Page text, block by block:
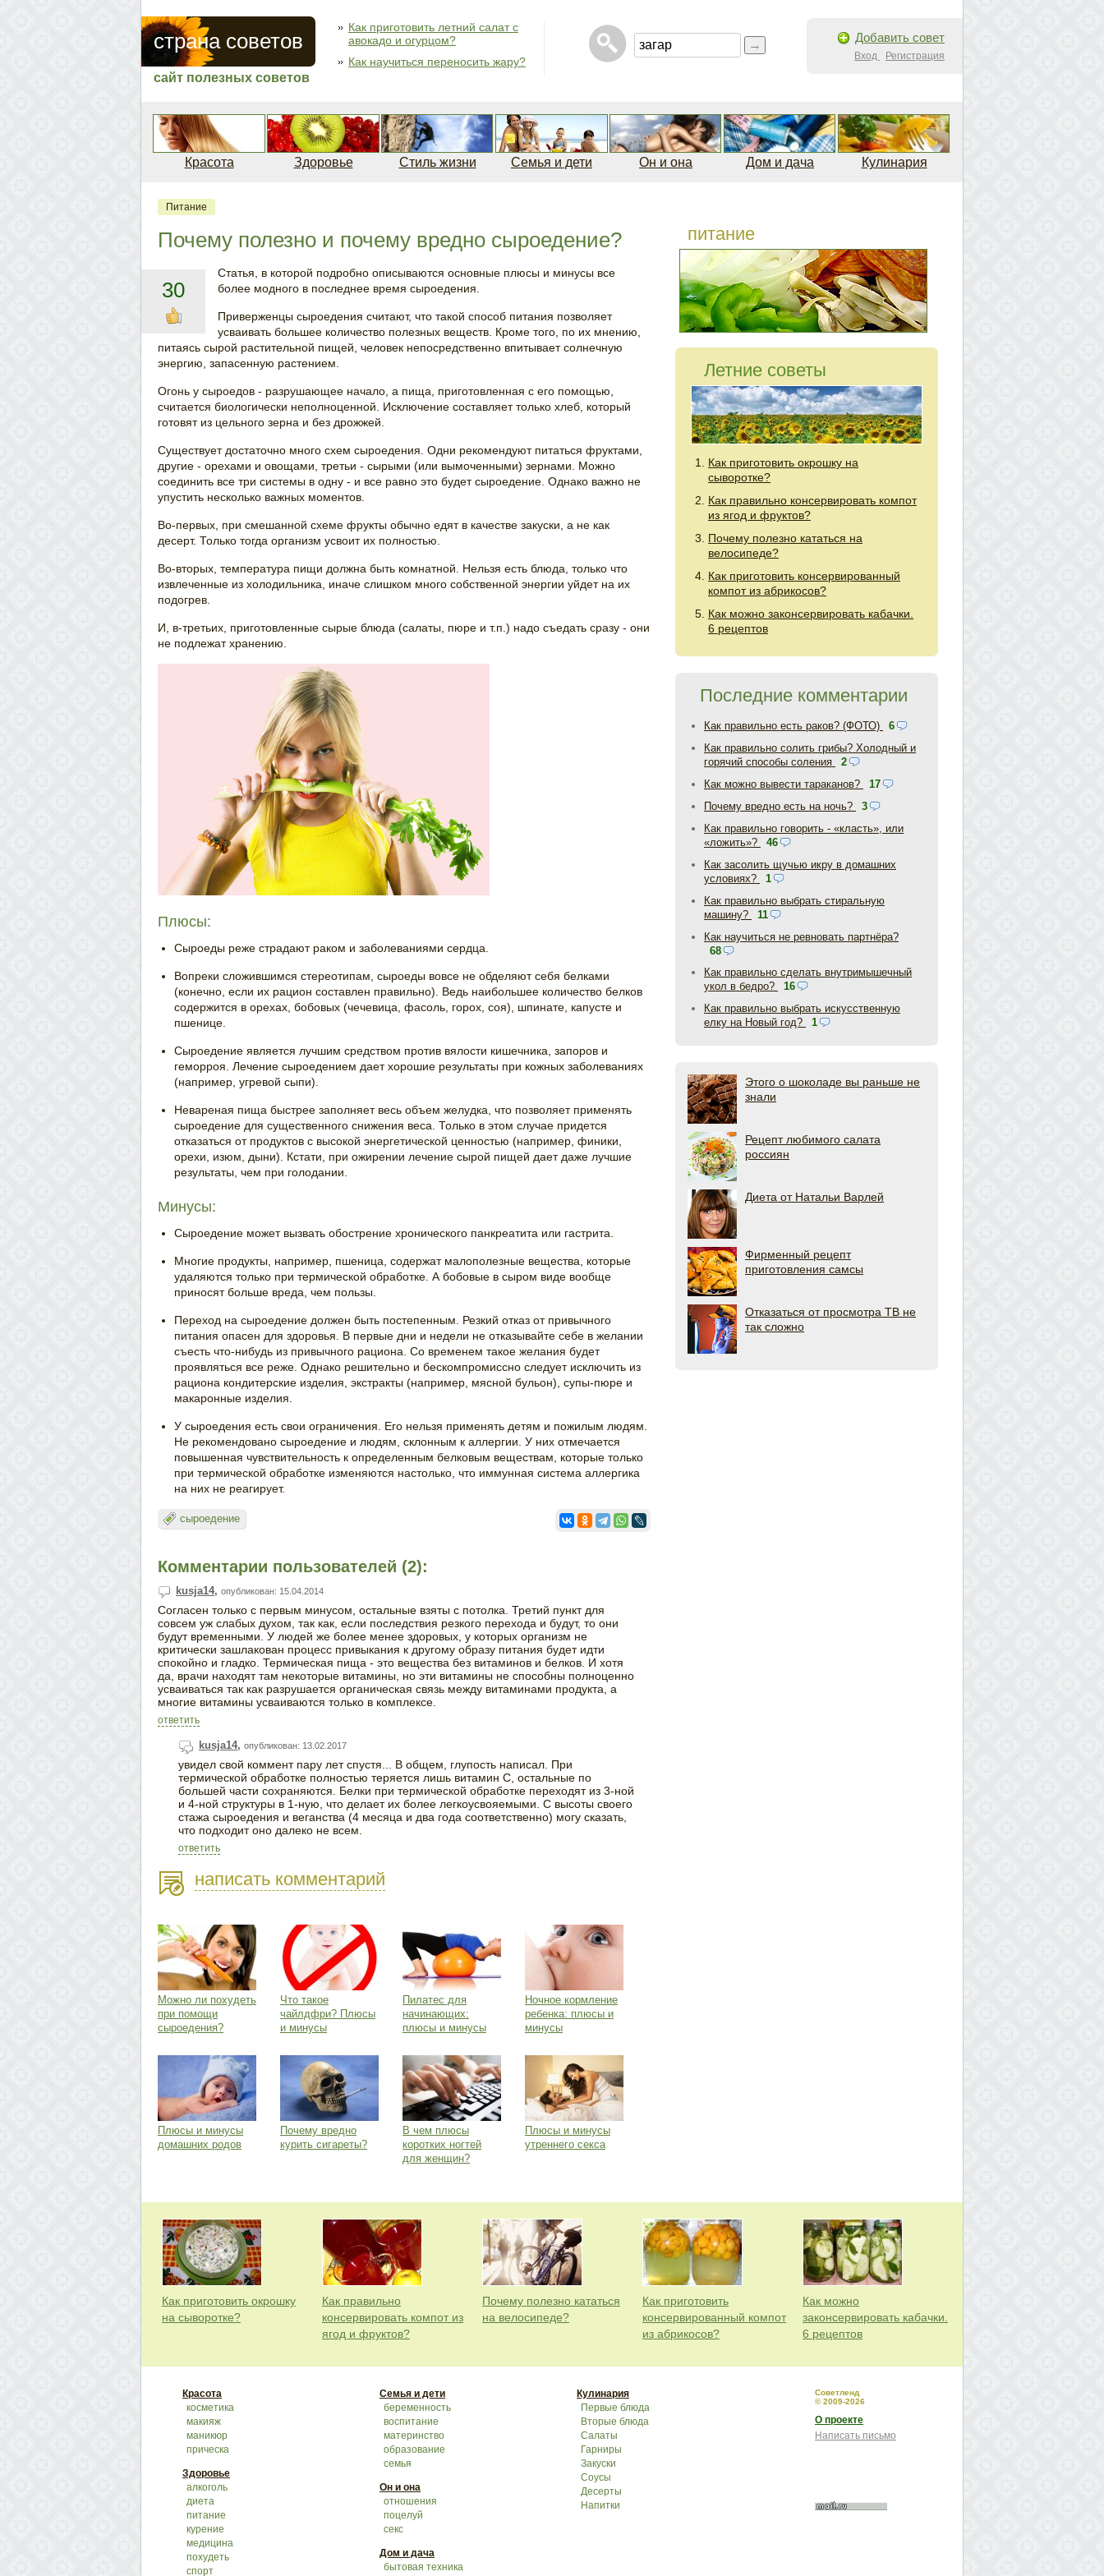
страна советов
сайт полезных советов
Как приготовить летний салат с
авокадо и огурцом?
Как научиться переносить жару?
Добавить совет
Вход Регистрация
Красота Здоровье Стиль жизни Семья и дети Он и она Дом и дача Кулинария
Питание
Почему полезно и почему вредно сыроедение?
30
Статья, в которой подробно описываются основные плюсы и минусы все
более модного в последнее время сыроедения.
Приверженцы сыроедения считают, что такой способ питания позволяет
усваивать большее количество полезных веществ. Кроме того, по их мнению,
питаясь сырой растительной пищей, человек непосредственно впитывает солнечную
энергию, запасенную растением.
Огонь у сыроедов - разрушающее начало, а пища, приготовленная с его помощью,
считается биологически неполноценной. Исключение составляет только хлеб, который
готовят из цельного зерна и без дрожжей.
Существует достаточно много схем сыроедения. Одни рекомендуют питаться фруктами,
другие - орехами и овощами, третьи - сырыми (или вымоченными) зернами. Можно
соединить все три системы в одну - и все равно это будет сыроедение. Однако важно не
упустить несколько важных моментов.
Во-первых, при смешанной схеме фрукты обычно едят в качестве закуски, а не как
десерт. Только тогда организм усвоит их полностью.
Во-вторых, температура пищи должна быть комнатной. Нельзя есть блюда, только что
извлеченные из холодильника, иначе слишком много собственной энергии уйдет на их
подогрев.
И, в-третьих, приготовленные сырые блюда (салаты, пюре и т.п.) надо съедать сразу - они
не подлежат хранению.
Плюсы:
Сыроеды реже страдают раком и заболеваниями сердца.
Вопреки сложившимся стереотипам, сыроеды вовсе не обделяют себя белками
(конечно, если их рацион составлен правильно). Ведь наибольшее количество белков
содержится в орехах, бобовых (чечевица, фасоль, горох, соя), шпинате, капусте и
пшенице.
Сыроедение является лучшим средством против вялости кишечника, запоров и
геморроя. Лечение сыроедением дает хорошие результаты при кожных заболеваниях
(например, угревой сыпи).
Невареная пища быстрее заполняет весь объем желудка, что позволяет применять
сыроедение для существенного снижения веса. Только в этом случае придется
отказаться от продуктов с высокой энергетической ценностью (например, финики,
орехи, изюм, дыни). Кстати, при ожирении лечение сырой пищей дает даже лучшие
результаты, чем при голодании.
Минусы:
Сыроедение может вызвать обострение хронического панкреатита или гастрита.
Многие продукты, например, пшеница, содержат малополезные вещества, которые
удаляются только при термической обработке. А бобовые в сыром виде вообще
приносят больше вреда, чем пользы.
Переход на сыроедение должен быть постепенным. Резкий отказ от привычного
питания опасен для здоровья. В первые дни и недели не отказывайте себе в желании
съесть что-нибудь из привычного рациона. Со временем такое желания будет
проявляться все реже. Однако решительно и бескомпромиссно следует исключить из
рациона кондитерские изделия, экстракты (например, мясной бульон), супы-пюре и
макаронные изделия.
У сыроедения есть свои ограничения. Его нельзя применять детям и пожилым людям.
Не рекомендовано сыроедение и людям, склонным к аллергии. У них отмечается
повышенная чувствительность к определенным белковым веществам, которые только
при термической обработке изменяются настолько, что иммунная система аллергика
на них не реагирует.
сыроедение
Комментарии пользователей (2):
kusja14, опубликован: 15.04.2014
Согласен только с первым минусом, остальные взяты с потолка. Третий пункт для
совсем уж слабых духом, так как, если последствия резкого перехода и будут, то они
будут временными. У людей же более менее здоровых, у которых организм не
критически зашлакован процесс привыкания к другому образу питания будет идти
спокойно и гладко. Термическая пища - это вещества без витаминов и белков. И хотя
да, врачи находят там некоторые витамины, но эти витамины не способны полноценно
усваиваться так как разрушается органическая связь между витаминами продукта, а
многие витамины усваиваются только в комплексе.
ответить
kusja14, опубликован: 13.02.2017
увидел свой коммент пару лет спустя... В общем, глупость написал. При
термической обработке полностью теряется лишь витамин С, остальные по
большей части сохраняются. Белки при термической обработке переходят из 3-ной
и 4-ной структуры в 1-ную, что делает их более легкоусвояемыми. С высоты своего
стажа сыроедения и веганства (4 месяца и два года соответственно) могу сказать,
что подходит оно далеко не всем.
ответить
написать комментарий
Можно ли похудеть
при помощи
сыроедения?
Что такое
чайлдфри? Плюсы
и минусы
Пилатес для
начинающих:
плюсы и минусы
Ночное кормление
ребенка: плюсы и
минусы
Плюсы и минусы
домашних родов
Почему вредно
курить сигареты?
В чем плюсы
коротких ногтей
для женщин?
Плюсы и минусы
утреннего секса
питание
Летние советы
Как приготовить окрошку на
сыворотке?
Как правильно консервировать компот
из ягод и фруктов?
Почему полезно кататься на
велосипеде?
Как приготовить консервированный
компот из абрикосов?
Как можно законсервировать кабачки.
6 рецептов
Последние комментарии
Как правильно есть раков? (ФОТО)
6
Как правильно солить грибы? Холодный и
горячий способы соления
2
Как можно вывести тараканов?
17
Почему вредно есть на ночь?
3
Как правильно говорить - «класть», или
«ложить»?
46
Как засолить щучью икру в домашних
условиях?
1
Как правильно выбрать стиральную
машину?
11
Как научиться не ревновать партнёра?
68
Как правильно сделать внутримышечный
укол в бедро?
16
Как правильно выбрать искусственную
елку на Новый год?
1
Этого о шоколаде вы раньше не
знали
Рецепт любимого салата
россиян
Диета от Натальи Варлей
Фирменный рецепт
приготовления самсы
Отказаться от просмотра ТВ не
так сложно
Как приготовить окрошку
на сыворотке?
Как правильно
консервировать компот из
ягод и фруктов?
Почему полезно кататься
на велосипеде?
Как приготовить
консервированный компот
из абрикосов?
Как можно
законсервировать кабачки.
6 рецептов
Красота
косметика
макияж
маникюр
прическа
Здоровье
алкоголь
диета
питание
курение
медицина
похудеть
спорт
Семья и дети
беременность
воспитание
материнство
образование
семья
Он и она
отношения
поцелуй
секс
Дом и дача
бытовая техника
Кулинария
Первые блюда
Вторые блюда
Салаты
Гарниры
Закуски
Соусы
Десерты
Напитки
Советленд
© 2009-2026
О проекте
Написать письмо